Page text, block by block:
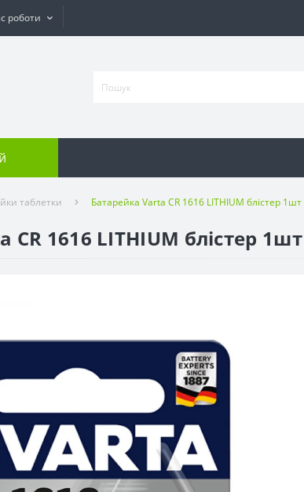
роботи
таблетки Батарейка Varta CR 1616 LITHIUM блістер
CR 1616 LITHIUM блістер